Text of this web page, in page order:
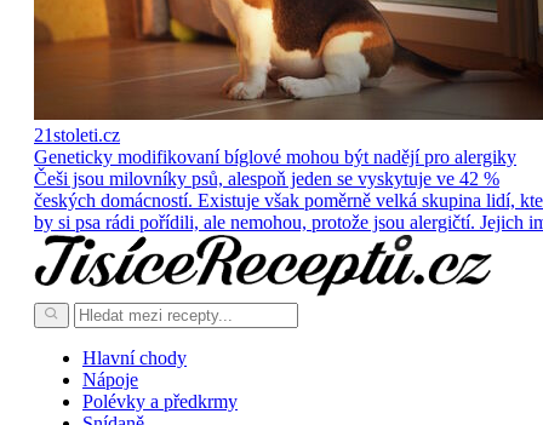
21stoleti.cz
Geneticky modifikovaní bíglové mohou být nadějí pro alergiky
Češi jsou milovníky psů, alespoň jeden se vyskytuje ve 42 %
českých domácností. Existuje však poměrně velká skupina lidí,
by si psa rádi pořídili, ale nemohou, protože jsou alergičtí. Jejich
Hlavní chody
Nápoje
Polévky a předkrmy